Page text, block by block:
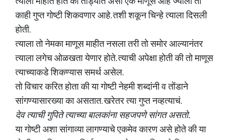
काही गुप्त गोष्टी शिकवणार आहे. तशी शकून चिन्हे त्याला दिसली
होती.
त्याला तो नेमका माणूस माहीत नसला तरी तो समोर आल्यानंतर
त्याला लगेच ओळखता येणार होते. त्याची अपेक्षा होती की तो माणूस
त्याच्याकडे शिकण्यास समर्थ असेल.
तो विचार करित होता की या गोष्टी नेहमी शब्दांनी व तोंडाने
सांगण्यासारख्या का असतात. खरेतर त्या गुप्त नव्हत्याचं.
देव त्याची गुपिते त्याच्या बालकांना सहजपणे सांगत असतो.
या गोष्टी अशा सांगाव्या लागण्याचे एकमेव कारण असे होते की‌ या